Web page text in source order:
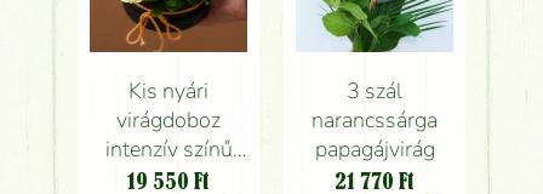
Kis nyári
virágdoboz
intenzív színű
virágokkal (6 szál)
19 550 Ft
3 szál
narancssárga
papagájvirág
21 770 Ft